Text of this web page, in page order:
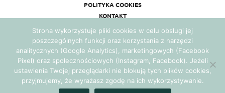
POLITYKA COOKIES
KONTAKT
Realizacja: Agencja Marketingowa Ambitnamarka.pl
Strona wykorzystuje pliki cookies w celu obsługi jej
poszczególnych funkcji oraz korzystania z narzędzi
analitycznych (Google Analytics), marketingowych (Facebook
Pixel) oraz społecznościowych (Instagram, Facebook). Jeżeli
ustawienia Twojej przeglądarki nie blokują tych plików cookies,
przyjmujemy, że wyrażasz zgodę na ich wykorzystywanie.